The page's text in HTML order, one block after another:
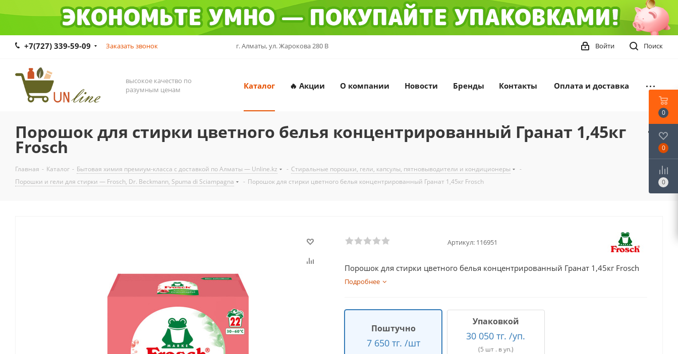
+7(727) 339-59-09 Заказать звонок г. Алматы, ул. Жарокова 280 В Поиск
Войти
высокое качество по
разумным ценам
Каталог 🔥 Акции О компании Новости Бренды Контакты Оплата и доставка
Порошок для стирки цветного белья концентрированный Гранат 1,45кг
Frosch
Главная - Каталог - Бытовая химия премиум-класса с доставкой по Алматы — Unline.kz - Стиральные порошки, гели, капсулы, пятновыводители и кондиционеры
-
Порошки и гели для стирки — Frosch, Dr. Beckmann, Spuma di Sciampagna
- Порошок для стирки цветного белья концентрированный Гранат 1,45кг Frosch
Артикул: 116951
Порошок для стирки цветного белья концентрированный Гранат 1,45кг Frosch
Подробнее
Поштучно
7 650 тг. /шт
Упаковкой
30 050 тг. /уп.
(5 шт . в уп.)
0
0
0